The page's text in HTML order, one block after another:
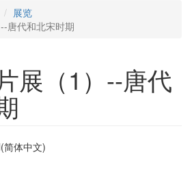
展览
唐代和北宋时期
展（1）--唐代
简体中文)